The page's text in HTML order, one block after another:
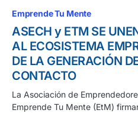
Emprende Tu Mente
ASECH y ETM SE
AL ECOSISTEMA
DE LA GENERACIÓN
CONTACTO
La Asociación de
Emprende Tu Mente (EtM)